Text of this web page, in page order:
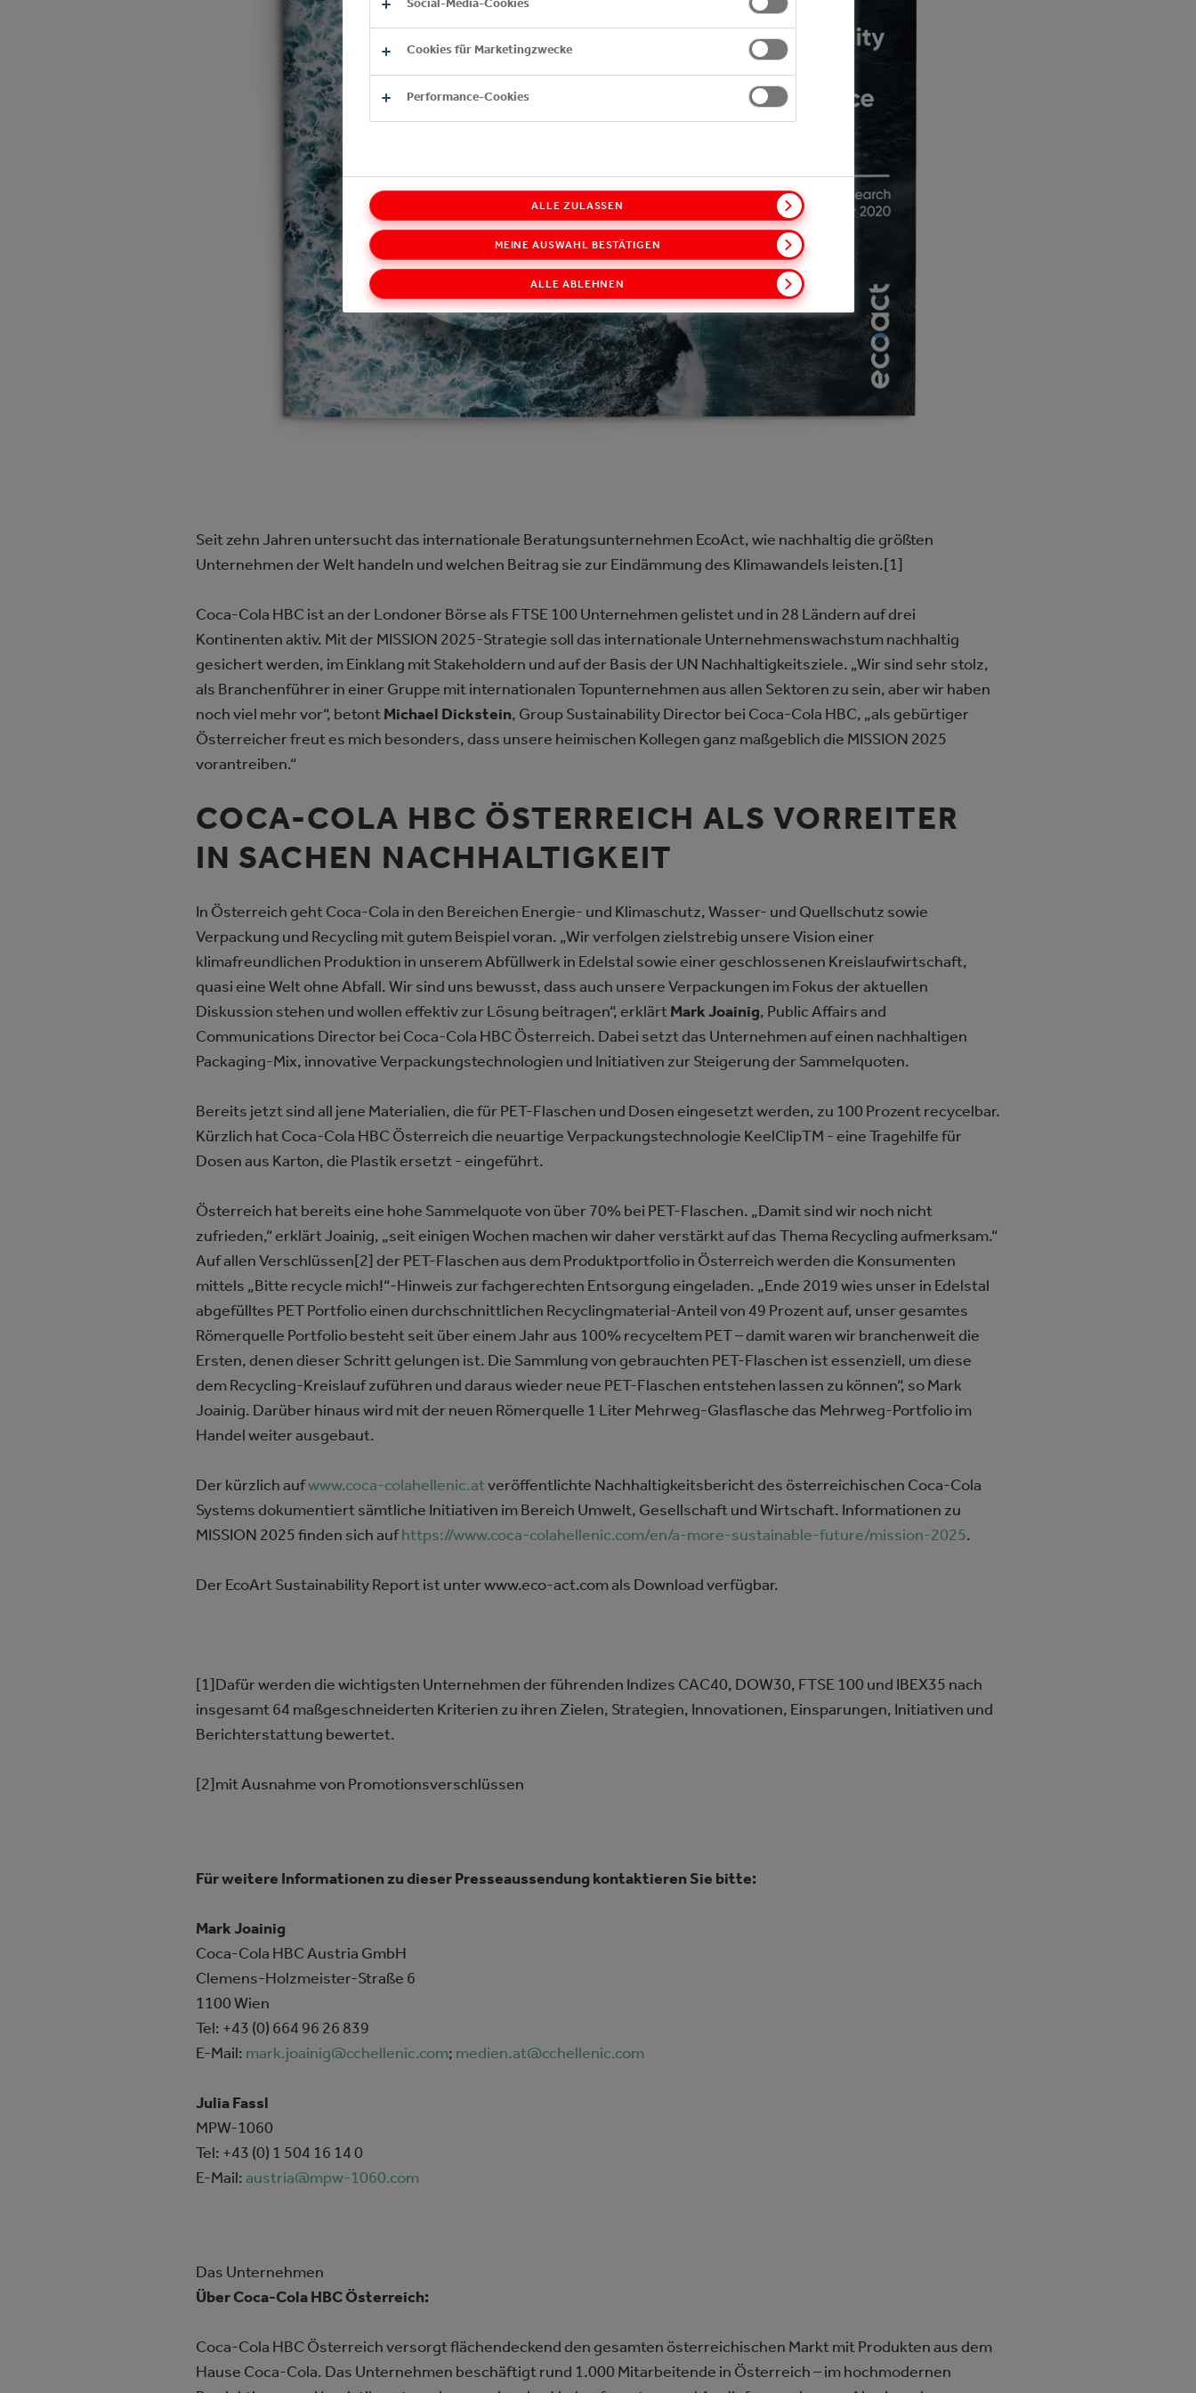
Seit zehn Jahren untersucht das internationale Beratungsunternehmen EcoAct, wie nachhaltig die größten
Unternehmen der Welt handeln und welchen Beitrag sie zur Eindämmung des Klimawandels leisten.[1]
Coca-Cola HBC ist an der Londoner Börse als FTSE 100 Unternehmen gelistet und in 28 Ländern auf drei
Kontinenten aktiv. Mit der MISSION 2025-Strategie soll das internationale Unternehmenswachstum nachhaltig
gesichert werden, im Einklang mit Stakeholdern und auf der Basis der UN Nachhaltigkeitsziele. „Wir sind sehr stolz,
als Branchenführer in einer Gruppe mit internationalen Topunternehmen aus allen Sektoren zu sein, aber wir haben
noch viel mehr vor“, betontMichael Dickstein, Group Sustainability Director bei Coca-Cola HBC, „als gebürtiger
Österreicher freut es mich besonders, dass unsere heimischen Kollegen ganz maßgeblich die MISSION 2025
vorantreiben.“
COCA-COLA HBC ÖSTERREICH ALS VORREITER
IN SACHEN NACHHALTIGKEIT
In Österreich geht Coca-Cola in den Bereichen Energie- und Klimaschutz, Wasser- und Quellschutz sowie
Verpackung und Recycling mit gutem Beispiel voran. „Wir verfolgen zielstrebig unsere Vision einer
klimafreundlichen Produktion in unserem Abfüllwerk in Edelstal sowie einer geschlossenen Kreislaufwirtschaft,
quasi eine Welt ohne Abfall. Wir sind uns bewusst, dass auch unsere Verpackungen im Fokus der aktuellen
Diskussion stehen und wollen effektiv zur Lösung beitragen“, erklärtMark Joainig, Public Affairs and
Communications Director bei Coca-Cola HBC Österreich. Dabei setzt das Unternehmen auf einen nachhaltigen
Packaging-Mix, innovative Verpackungstechnologien und Initiativen zur Steigerung der Sammelquoten.
Bereits jetzt sind all jene Materialien, die für PET-Flaschen und Dosen eingesetzt werden, zu 100 Prozent recycelbar.
Kürzlich hat Coca-Cola HBC Österreich die neuartige Verpackungstechnologie KeelClipTM - eine Tragehilfe für
Dosen aus Karton, die Plastik ersetzt - eingeführt.
Österreich hat bereits eine hohe Sammelquote von über 70% bei PET-Flaschen. „Damit sind wir noch nicht
zufrieden,“ erklärt Joainig, „seit einigen Wochen machen wir daher verstärkt auf das Thema Recycling aufmerksam.“
Auf allen Verschlüssen[2] der PET-Flaschen aus dem Produktportfolio in Österreich werden die Konsumenten
mittels „Bitte recycle mich!“-Hinweis zur fachgerechten Entsorgung eingeladen. „Ende 2019 wies unser in Edelstal
abgefülltes PET Portfolio einen durchschnittlichen Recyclingmaterial-Anteil von 49 Prozent auf, unser gesamtes
Römerquelle Portfolio besteht seit über einem Jahr aus 100% recyceltem PET – damit waren wir branchenweit die
Ersten, denen dieser Schritt gelungen ist. Die Sammlung von gebrauchten PET-Flaschen ist essenziell, um diese
dem Recycling-Kreislauf zuführen und daraus wieder neue PET-Flaschen entstehen lassen zu können“, so Mark
Joainig. Darüber hinaus wird mit der neuen Römerquelle 1 Liter Mehrweg-Glasflasche das Mehrweg-Portfolio im
Handel weiter ausgebaut.
Der kürzlich aufwww.coca-colahellenic.atveröffentlichte Nachhaltigkeitsbericht des österreichischen Coca-Cola
Systems dokumentiert sämtliche Initiativen im Bereich Umwelt, Gesellschaft und Wirtschaft. Informationen zu
MISSION 2025 finden sich aufhttps://www.coca-colahellenic.com/en/a-more-sustainable-future/mission-2025.
Der EcoArt Sustainability Report ist unter www.eco-act.com als Download verfügbar.
[1]Dafür werden die wichtigsten Unternehmen der führenden Indizes CAC40, DOW30, FTSE 100 und IBEX35 nach
insgesamt 64 maßgeschneiderten Kriterien zu ihren Zielen, Strategien, Innovationen, Einsparungen, Initiativen und
Berichterstattung bewertet.
[2]mit Ausnahme von Promotionsverschlüssen
Für weitere Informationen zu dieser Presseaussendung kontaktieren Sie bitte:
Mark Joainig
Coca-Cola HBC Austria GmbH
Clemens-Holzmeister-Straße 6
1100 Wien
Tel: +43 (0) 664 96 26 839
E-Mail: mark.joainig@cchellenic.com; medien.at@cchellenic.com
Julia Fassl
MPW-1060
Tel: +43 (0) 1 504 16 14 0
E-Mail:austria@mpw-1060.com
Das Unternehmen
Über Coca-Cola HBC Österreich:
Coca-Cola HBC Österreich versorgt flächendeckend den gesamten österreichischen Markt mit Produkten aus dem
Hause Coca-Cola. Das Unternehmen beschäftigt rund 1.000 Mitarbeitende in Österreich – im hochmodernen
Social-Media-Cookies
Cookies für Marketingzwecke
Performance-Cookies
ALLE ABLEHNEN
MEINE AUSWAHL BESTÄTIGEN
ALLE ZULASSEN